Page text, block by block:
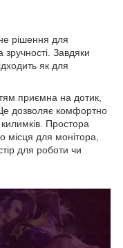
рішення для
зручності. Завдяки
як для
приємна на дотик,
Це дозволяє комфортно
Простора
місця для монітора,
для роботи чи